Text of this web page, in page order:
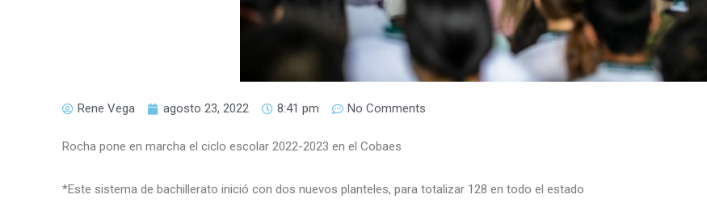
Rene Vega agosto 23, 2022 8:41 pm No Comments
Rocha pone en marcha el ciclo escolar 2022-2023 en el Cobaes
*Este sistema de bachillerato inició con dos nuevos planteles, para totalizar 128 en todo el estado